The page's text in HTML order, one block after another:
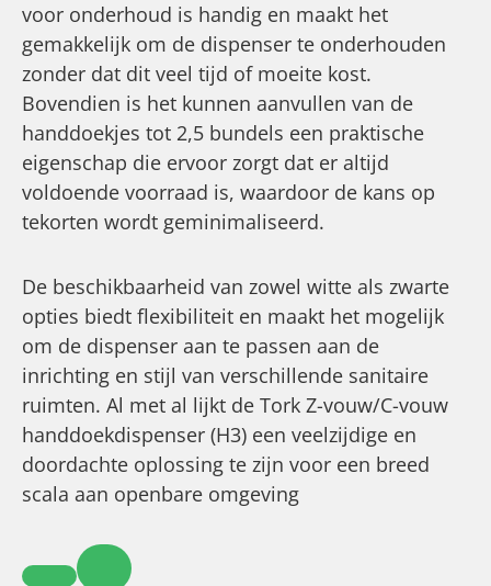
voor onderhoud is handig en maakt het
gemakkelijk om de dispenser te onderhouden
zonder dat dit veel tijd of moeite kost.
Bovendien is het kunnen aanvullen van de
handdoekjes tot 2,5 bundels een praktische
eigenschap die ervoor zorgt dat er altijd
voldoende voorraad is, waardoor de kans op
tekorten wordt geminimaliseerd.
De beschikbaarheid van zowel witte als zwarte
opties biedt flexibiliteit en maakt het mogelijk
om de dispenser aan te passen aan de
inrichting en stijl van verschillende sanitaire
ruimten. Al met al lijkt de Tork Z-vouw/C-vouw
handdoekdispenser (H3) een veelzijdige en
doordachte oplossing te zijn voor een breed
scala aan openbare omgeving